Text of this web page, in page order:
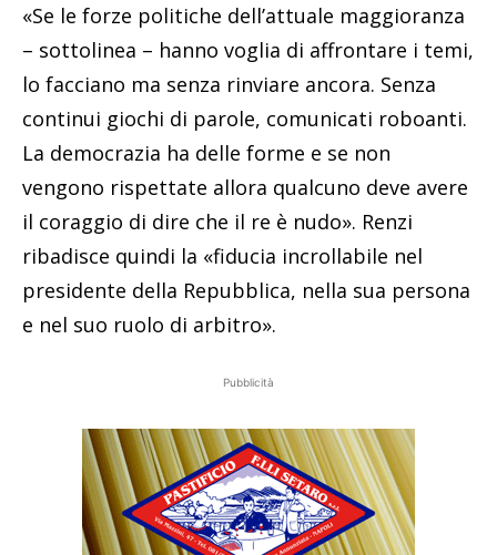
«Se le forze politiche dell’attuale maggioranza
– sottolinea – hanno voglia di affrontare i temi,
lo facciano ma senza rinviare ancora. Senza
continui giochi di parole, comunicati roboanti.
La democrazia ha delle forme e se non
vengono rispettate allora qualcuno deve avere
il coraggio di dire che il re è nudo». Renzi
ribadisce quindi la «fiducia incrollabile nel
presidente della Repubblica, nella sua persona
e nel suo ruolo di arbitro».
Pubblicità